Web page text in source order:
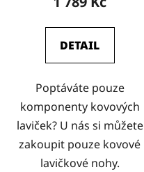
DETAIL
Poptáváte pouze
komponenty kovových
laviček? U nás si můžete
zakoupit pouze kovové
lavičkové nohy.